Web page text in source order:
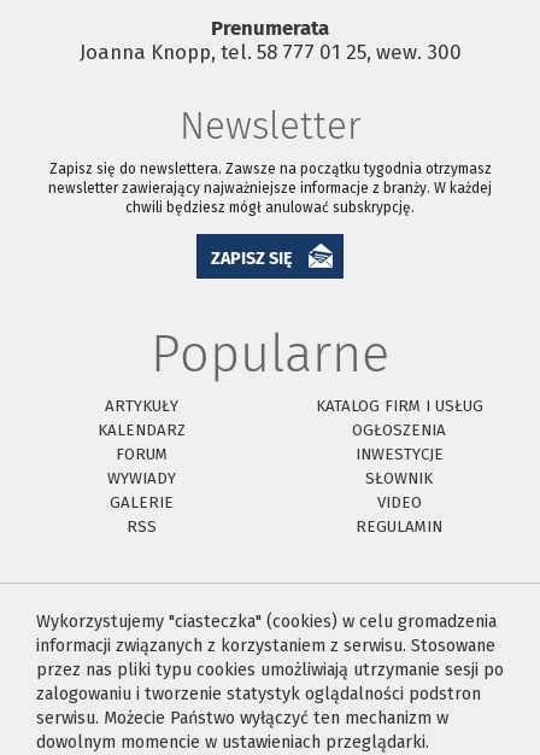
Prenumerata
Joanna Knopp, tel. 58 777 01 25, wew. 300
Newsletter
Zapisz się do newslettera. Zawsze na początku tygodnia otrzymasz
newsletter zawierający najważniejsze informacje z branży. W każdej
chwili będziesz mógł anulować subskrypcję.
ZAPISZ SIĘ
Popularne
ARTYKUŁY
KATALOG FIRM I USŁUG
KALENDARZ
OGŁOSZENIA
FORUM
INWESTYCJE
WYWIADY
SŁOWNIK
GALERIE
VIDEO
RSS
REGULAMIN
Wykorzystujemy "ciasteczka" (cookies) w celu gromadzenia
informacji związanych z korzystaniem z serwisu. Stosowane
przez nas pliki typu cookies umożliwiają utrzymanie sesji po
zalogowaniu i tworzenie statystyk oglądalności podstron
serwisu. Możecie Państwo wyłączyć ten mechanizm w
dowolnym momencie w ustawieniach przeglądarki.